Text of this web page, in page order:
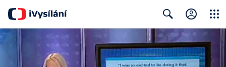
Search Close